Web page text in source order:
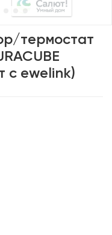
термостат
с ewelink)